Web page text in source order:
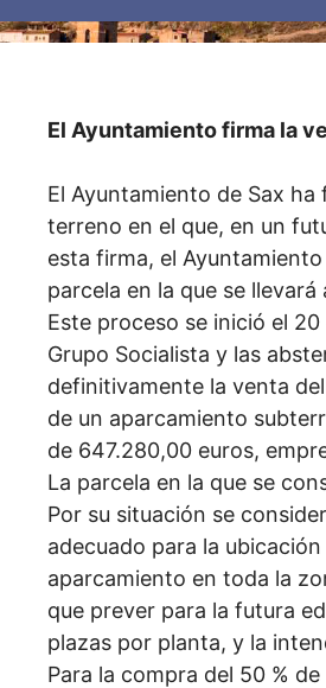
El Ayuntamiento firma la
El Ayuntamiento de Sax
terreno en el que, en un
esta firma, el
parcela en la que se
Este proceso se inició el
Grupo Socialista y las
definitivamente la venta
de un aparcamiento
de 647.280,00 euros,
La parcela en la que se
Por su situación se
adecuado para la
aparcamiento en toda la
que prever para la futura
plazas por planta, y la
Para la compra del 50 %